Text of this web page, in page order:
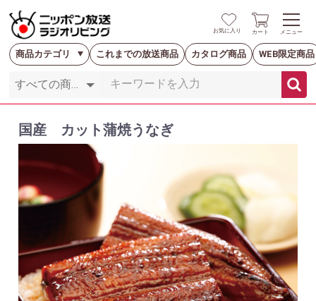
お気に入り カート メニュー
商品カテゴリ これまでの放送商品 カタログ商品 WEB限定商品
国産 カット蒲焼うなぎ